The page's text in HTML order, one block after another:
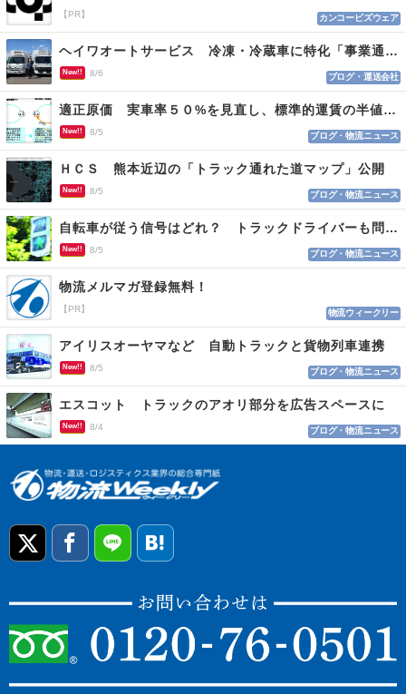
【PR】 カンコービズウェア
ヘイワオートサービス 冷凍・冷蔵車に特化「事業通じ貢献目指す」
New!! 8/6 ブログ・運送会社
適正原価 実車率５０%を見直し、標準的運賃の半値の恐れも
New!! 8/5 ブログ・物流ニュース
ＨＣＳ 熊本近辺の「トラック通れた道マップ」公開
New!! 8/5 ブログ・物流ニュース
自転車が従う信号はどれ？ トラックドライバーも問われる認識
New!! 8/5 ブログ・物流ニュース
物流メルマガ登録無料！
【PR】 物流ウィークリー
アイリスオーヤマなど 自動トラックと貨物列車連携
New!! 8/5 ブログ・物流ニュース
エスコット トラックのアオリ部分を広告スペースに
New!! 8/4 ブログ・物流ニュース